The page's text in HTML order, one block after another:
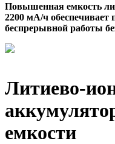
Повышенная емкость
2200 мА/ч обеспечивает
беспрерывной работы
Литиево-
емкости